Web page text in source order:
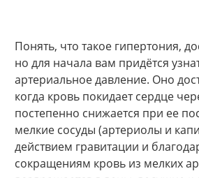
Понять, что такое гипертония,
но для начала вам придётся
артериальное давление. Оно
когда кровь покидает сердце
постепенно снижается при ее
мелкие сосуды (артериолы и
действием гравитации и
сокращениям кровь из мелких